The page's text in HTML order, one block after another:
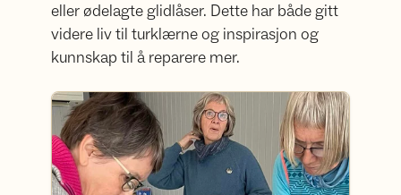
eller ødelagte glidlåser. Dette har både gitt
videre liv til turklærne og inspirasjon og
kunnskap til å reparere mer.
Les mer om Flora Turlag